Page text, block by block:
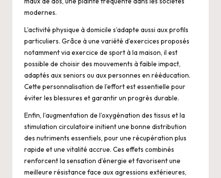
modernes.
L’activité physique à domicile s’adapte aussi aux profils
particuliers. Grâce à une variété d’exercices proposés
notamment via exercice de sport à la maison, il est
possible de choisir des mouvements à faible impact,
adaptés aux seniors ou aux personnes en rééducation.
Cette personnalisation de l’effort est essentielle pour
éviter les blessures et garantir un progrès durable.
Enfin, l’augmentation de l’oxygénation des tissus et la
stimulation circulatoire initient une bonne distribution
des nutriments essentiels, pour une récupération plus
rapide et une vitalité accrue. Ces effets combinés
renforcent la sensation d’énergie et favorisent une
meilleure résistance face aux agressions extérieures,